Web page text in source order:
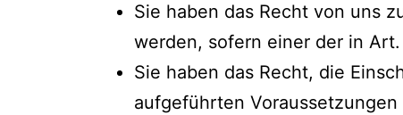
Sie haben das Recht von uns
werden, sofern einer der in
Sie haben das Recht, die
aufgeführten